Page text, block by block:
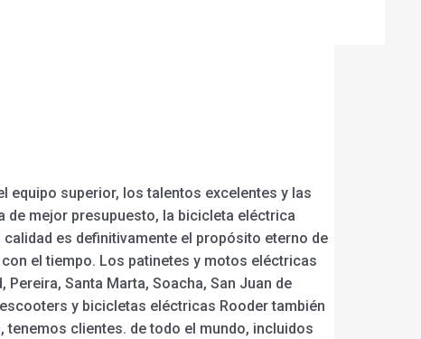
equipo superior, los talentos excelentes y las
mejor presupuesto, la bicicleta eléctrica
es definitivamente el propósito eterno de
el tiempo. Los patinetes y motos eléctricas
Santa Marta, Soacha, San Juan de
y bicicletas eléctricas Rooder también
tenemos clientes. de todo el mundo, incluidos